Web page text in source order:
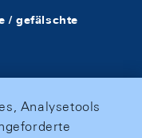
/ gefälschte
Analysetools